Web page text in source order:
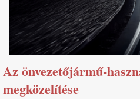
Az önvezetőjármű-
megközelítése